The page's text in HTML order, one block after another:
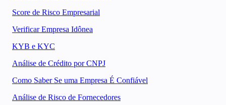
Score de Risco Empresarial
Verificar Empresa Idônea
KYB e KYC
Análise de Crédito por CNPJ
Como Saber Se uma Empresa É Confiável
Análise de Risco de Fornecedores